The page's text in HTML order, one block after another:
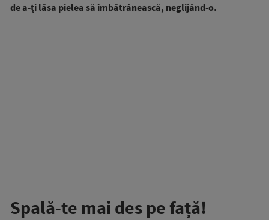
de a-ți lăsa pielea să îmbătrânească, neglijând-o.
Spală-te mai des pe față!